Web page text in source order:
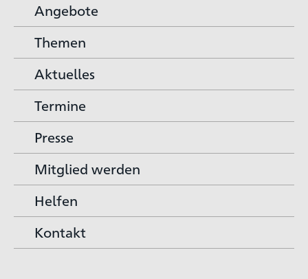
Angebote
Themen
Aktuelles
Termine
Presse
Mitglied werden
Helfen
Kontakt